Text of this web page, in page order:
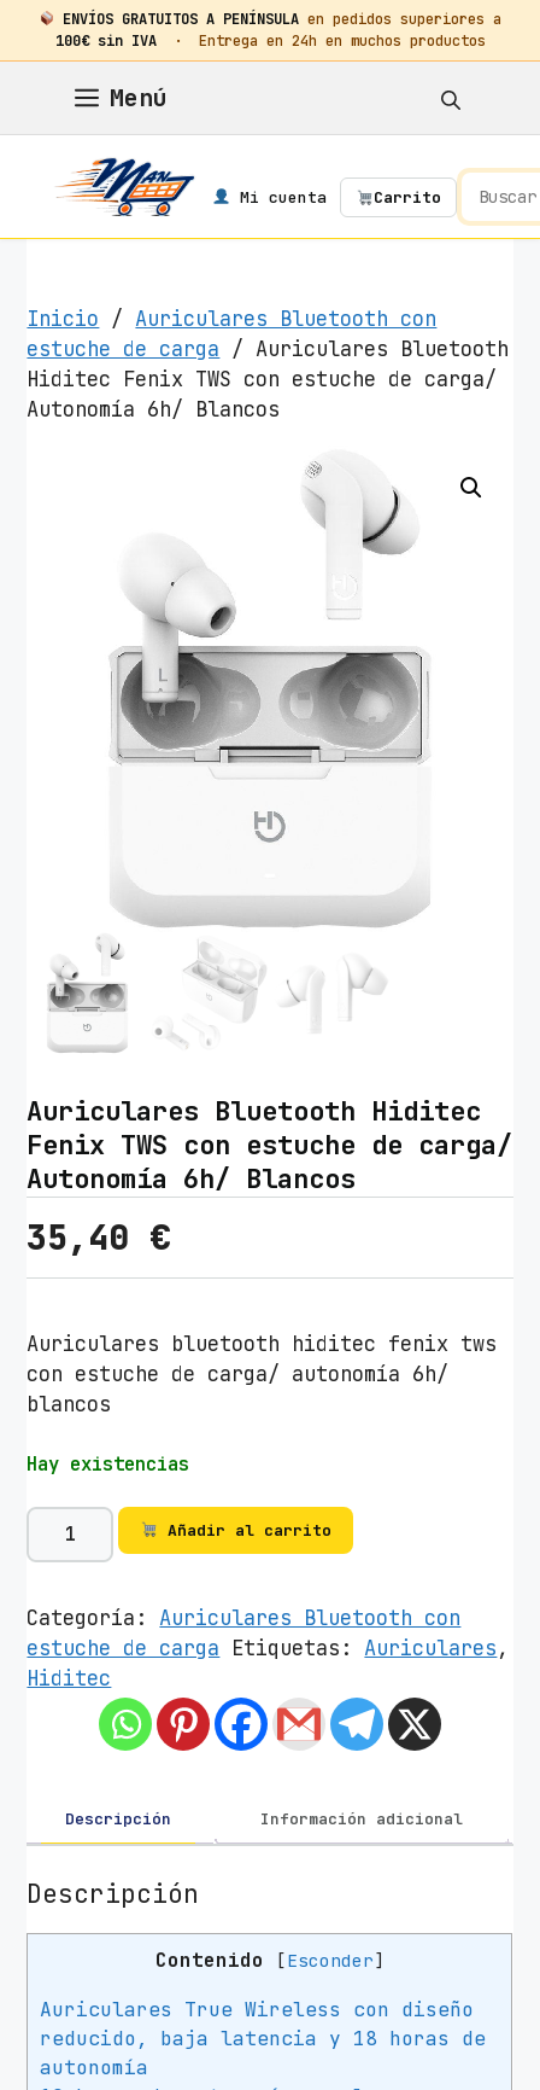
ENVÍOS GRATUITOS A PENÍNSULA en pedidos superiores a
100€ sin IVA· Entrega en 24h en muchos productos
contenido
Menú
Mi cuenta Carrito
Inicio / Auriculares Bluetooth con
estuche de carga / Auriculares Bluetooth
Hiditec Fenix TWS con estuche de carga/
Autonomía 6h/ Blancos
Auriculares Bluetooth Hiditec
Fenix TWS con estuche de carga/
Autonomía 6h/ Blancos
35,40 €
Auriculares bluetooth hiditec fenix tws
con estuche de carga/ autonomía 6h/
blancos
Hay existencias
A
u
i
c
u
B
l
e
Añadir al carrito
Categoría: Auriculares Bluetooth con
estuche de carga Etiquetas: Auriculares,
Hiditec
Descripción Información adicional
Descripción
Contenido [Esconder]
Auriculares True Wireless con diseño
reducido, baja latencia y 18 horas de
autonomía